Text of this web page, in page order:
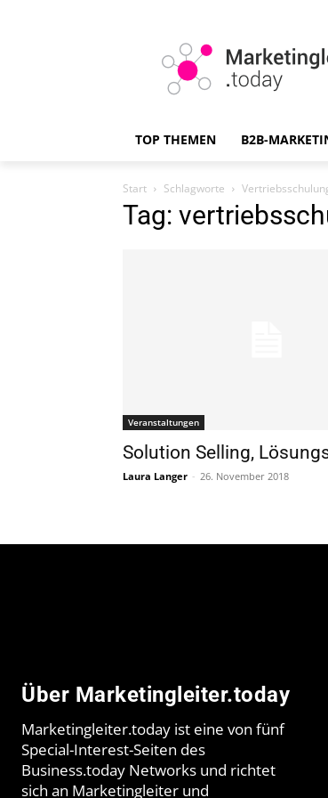
TOP THEMEN B2B-
Start Schlagworte
Tag:
Veranstaltungen
Solution Selling,
Laura Langer - 26. November 2018
Über Marketingleiter.today
Marketingleiter.today ist eine von fünf
Special-Interest-Seiten des
Business.today Networks und richtet
sich an Marketingleiter und